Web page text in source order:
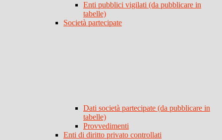
Enti pubblici vigilati (da pubblicare in
tabelle)
Società partecipate
Dati società partecipate (da pubblicare in
tabelle)
Provvedimenti
Enti di diritto privato controllati